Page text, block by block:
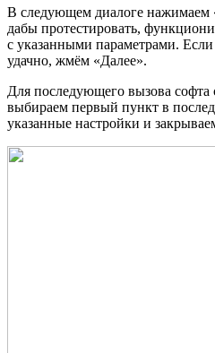
В следующем диалоге нажимаем
дабы протестировать,
с указанными параметрами.
удачно, жмём «Далее».
Для последующего вызова
выбираем первый пункт в
указанные настройки и